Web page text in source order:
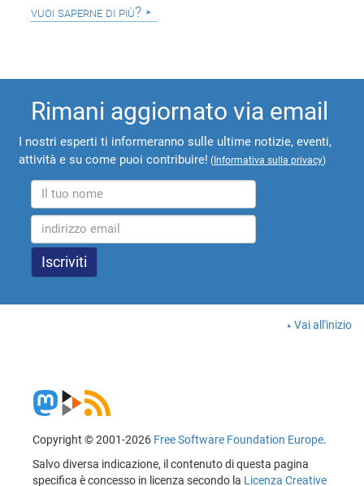
vuoi saperne di più?
Rimani aggiornato via email
I nostri esperti ti informeranno sulle ultime notizie, eventi,
attività e su come puoi contribuire! (Informativa sulla privacy)
Vai all'inizio
Copyright © 2001-2026 Free Software Foundation Europe.
Salvo diversa indicazione, il contenuto di questa pagina
specifica è concesso in licenza secondo la Licenza Creative